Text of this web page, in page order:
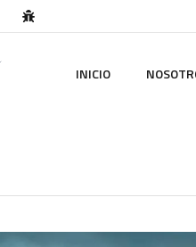
INICIO